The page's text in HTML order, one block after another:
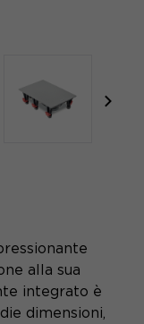
alla sua
integrato è
dimensioni,